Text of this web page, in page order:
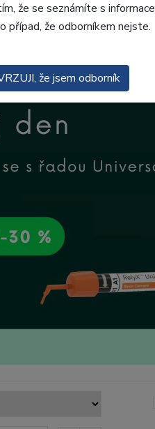
že se seznámíte s
případ, že odborníkem nejste.
že jsem odborník